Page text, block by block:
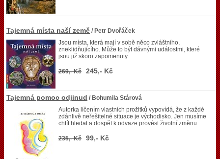
Tajemná místa naší země / Petr Dvořáček
Jsou místa, která mají v sobě něco zvláštního,
zneklidňujícího. Může to být dávnými událostmi, které
jsou již skoro zapomenuty.
269,- Kč 245,- Kč
Tajemná pomoc odjinud / Bohumila Stárová
Autorka líčením vlastních prožitků vypovídá, že z každé
zdánlivě neřešitelné situace je východisko. Jen musíme
chtít hledat a dospět k odvaze provést životní změnu.
235,- Kč 99,- Kč